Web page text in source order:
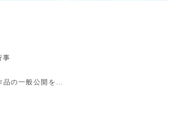
事
品の一般公開を…